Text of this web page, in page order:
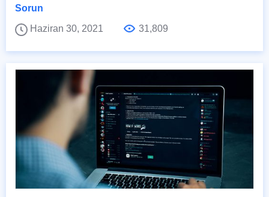
Sorun
Haziran 30, 2021
31,809